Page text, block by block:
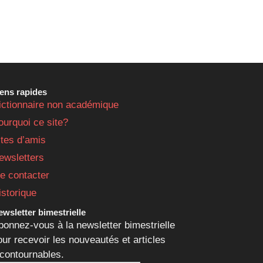
rapides
non académique
ce site?
d’amis
contacter
bimestrielle
vous à la newsletter bimestrielle
recevoir les nouveautés et articles